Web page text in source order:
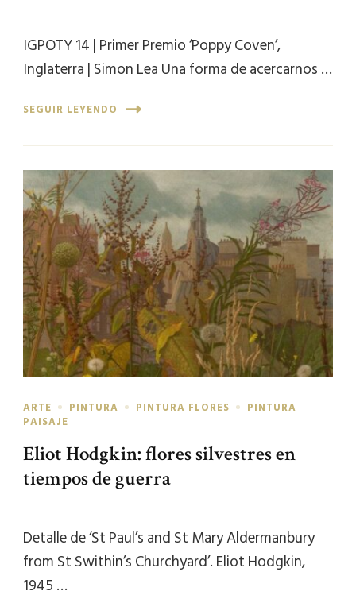
IGPOTY 14 | Primer Premio ‘Poppy Coven’,
Inglaterra | Simon Lea Una forma de acercarnos …
SEGUIR LEYENDO
ARTE PINTURA PINTURA FLORES
PINTURA
PAISAJE
Eliot Hodgkin: flores silvestres en
tiempos de guerra
Detalle de ‘St Paul’s and St Mary Aldermanbury
from St Swithin’s Churchyard’. Eliot Hodgkin,
1945 …